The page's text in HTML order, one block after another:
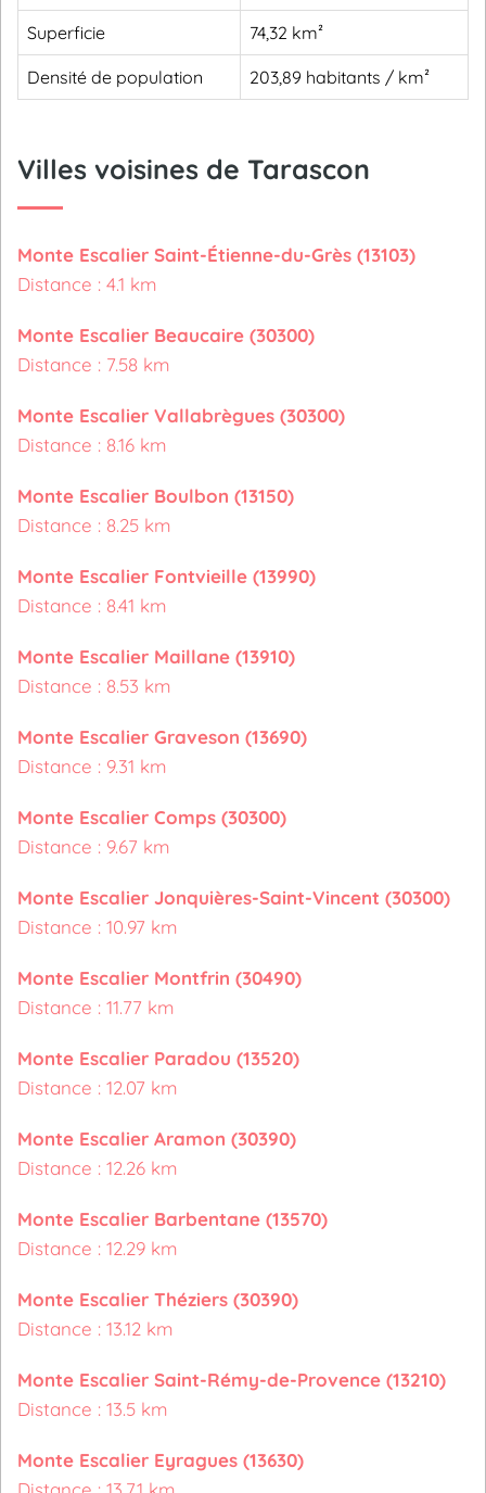
Superficie 74,32 km²
Densité de population 203,89 habitants / km²
Villes voisines de Tarascon
Monte Escalier Saint-Étienne-du-Grès (13103)
Distance : 4.1 km
Monte Escalier Beaucaire (30300)
Distance : 7.58 km
Monte Escalier Vallabrègues (30300)
Distance : 8.16 km
Monte Escalier Boulbon (13150)
Distance : 8.25 km
Monte Escalier Fontvieille (13990)
Distance : 8.41 km
Monte Escalier Maillane (13910)
Distance : 8.53 km
Monte Escalier Graveson (13690)
Distance : 9.31 km
Monte Escalier Comps (30300)
Distance : 9.67 km
Monte Escalier Jonquières-Saint-Vincent (30300)
Distance : 10.97 km
Monte Escalier Montfrin (30490)
Distance : 11.77 km
Monte Escalier Paradou (13520)
Distance : 12.07 km
Monte Escalier Aramon (30390)
Distance : 12.26 km
Monte Escalier Barbentane (13570)
Distance : 12.29 km
Monte Escalier Théziers (30390)
Distance : 13.12 km
Monte Escalier Saint-Rémy-de-Provence (13210)
Distance : 13.5 km
Monte Escalier Eyragues (13630)